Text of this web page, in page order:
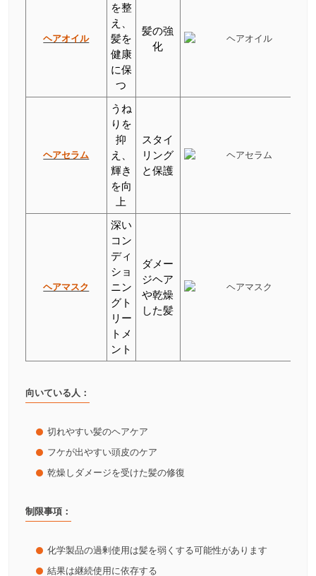
ヘアオイル
を整
え、
髪を
健康
に保
つ
髪の強
化
ヘアセラム
うね
りを
抑
え、
輝き
を向
上
スタイ
リング
と保護
ヘアマスク
深い
コン
ディ
ショ
ニン
グト
リー
トメ
ント
ダメー
ジヘア
や乾燥
した髪
向いている人：
切れやすい髪のヘアケア
フケが出やすい頭皮のケア
乾燥しダメージを受けた髪の修復
制限事項：
化学製品の過剰使用は髪を弱くする可能性があります
結果は継続使用に依存する